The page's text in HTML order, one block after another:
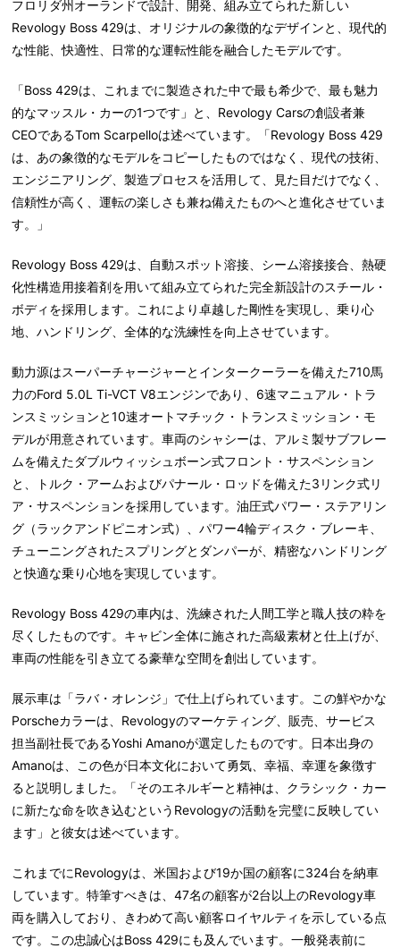
フロリダ州オーランドで設計、開発、組み立てられた新しい
Revology Boss 429は、オリジナルの象徴的なデザインと、現代的
な性能、快適性、日常的な運転性能を融合したモデルです。
「Boss 429は、これまでに製造された中で最も希少で、最も魅力
的なマッスル・カーの1つです」と、 Revology Carsの創設者兼
CEOであるTom Scarpelloは述べています。「Revology Boss 429
は、あの象徴的なモデルをコピーしたものではなく、現代の技術、
エンジニアリング、製造プロセスを活用して、見た目だけでなく、
信頼性が高く、運転の楽しさも兼ね備えたものへと進化させていま
す。」
Revology Boss 429は、自動スポット溶接、シーム溶接接合、熱硬
化性構造用接着剤を用いて組み立てられた完全新設計のスチール・
ボディを採用します。これにより卓越した剛性を実現し、乗り心
地、ハンドリング、全体的な洗練性を向上させています。
動力源はスーパーチャージャーとインタークーラーを備えた710馬
力のFord 5.0L Ti-VCT V8エンジンであり、 6速マニュアル・トラ
ンスミッションと10速オートマチック・トランスミッション・モ
デルが用意されています。車両のシャシーは、アルミ製サブフレー
ムを備えたダブルウィッシュボーン式フロント・サスペンション
と、トルク・アームおよびパナール・ロッドを備えた3 リンク式リ
ア・サスペンションを採用しています。油圧式パワー・ステアリン
グ（ラックアンドピニオン式）、パワー4輪ディスク・ブレーキ、
チューニングされたスプリングとダンパーが、精密なハンドリング
と快適な乗り心地を実現しています。
Revology Boss 429の車内は、洗練された人間工学と職人技の粋を
尽くしたものです。キャビン全体に施された高級素材と仕上げが、
車両の性能を引き立てる豪華な空間を創出しています。
展示車は「ラバ・オレンジ」で仕上げられています。この鮮やかな
Porscheカラーは、 Revologyのマーケティング、販売、サービス
担当副社長であるYoshi Amanoが選定したものです。日本出身の
Amanoは、この色が日本文化において勇気、幸福、幸運を象徴す
ると説明しました。「そのエネルギーと精神は、クラシック・カー
に新たな命を吹き込むという Revologyの活動を完璧に反映してい
ます」と彼女は述べています。
これまでにRevologyは、米国および19か国の顧客に324台を納車
しています。特筆すべきは、47名の顧客が2台以上のRevology車
両を購入しており、きわめて高い顧客ロイヤルティを示している点
です。この忠誠心はBoss 429にも及んでいます。一般発表前に